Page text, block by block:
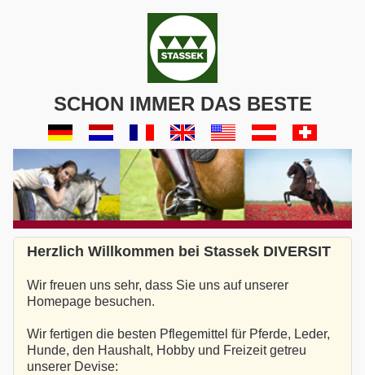
SCHON IMMER DAS BESTE
Herzlich Willkommen bei Stassek DIVERSIT
Wir freuen uns sehr, dass Sie uns auf unserer
Homepage besuchen.
Wir fertigen die besten Pflegemittel für Pferde, Leder,
Hunde, den Haushalt, Hobby und Freizeit getreu
unserer Devise: